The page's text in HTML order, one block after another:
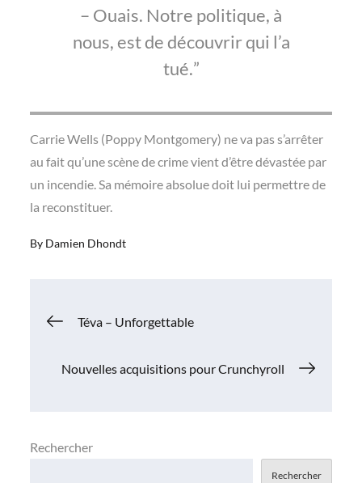
– Ouais. Notre politique, à
nous, est de découvrir qui l’a
tué.
Carrie Wells (Poppy Montgomery) ne va pas s’arrêter
au fait qu’une scène de crime vient d’être dévastée par
un incendie. Sa mémoire absolue doit lui permettre de
la reconstituer.
By Damien Dhondt
Navigation
de
Téva – Unforgettable
Nouvelles acquisitions pour Crunchyroll
Rechercher
Rechercher